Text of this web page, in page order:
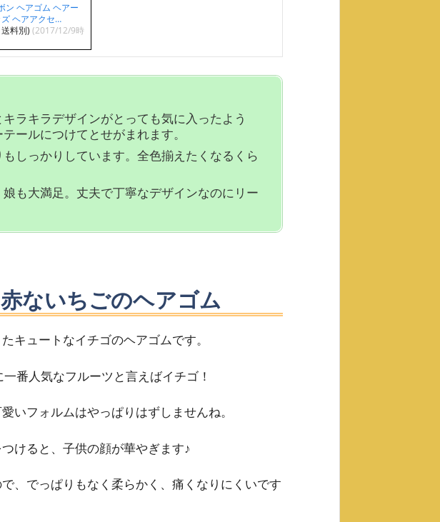
ン ヘアゴム ヘアー
ヘアアクセ…
料別) (2017/12/9時
ラキラデザインがとっても気に入ったよう
ールにつけてとせがまれます。
しっかりしています。全色揃えたくなるくら
も大満足。丈夫で丁寧なデザインなのにリー
ないちごのヘアゴム
キュートなイチゴのヘアゴムです。
番人気なフルーツと言えばイチゴ！
いフォルムはやっぱりはずしませんね。
けると、子供の顔が華やぎます♪
、でっぱりもなく柔らかく、痛くなりにくいです